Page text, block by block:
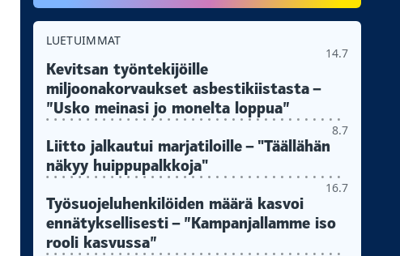
LUETUIMMAT
14.7
Kevitsan työntekijöille
miljoonakorvaukset asbestikiistasta –
”Usko meinasi jo monelta loppua”
8.7
Liitto jalkautui marjatiloille – "Täällähän
näkyy huippupalkkoja"
16.7
Työsuojeluhenkilöiden määrä kasvoi
ennätyksellisesti – ”Kampanjallamme iso
rooli kasvussa”